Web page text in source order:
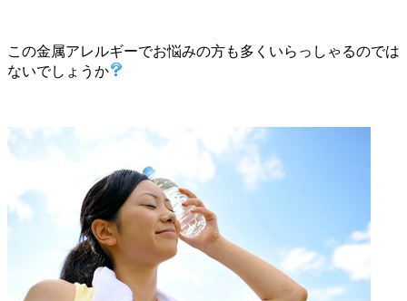
この金属アレルギーでお悩みの方も多くいらっしゃるのでは
ないでしょうか